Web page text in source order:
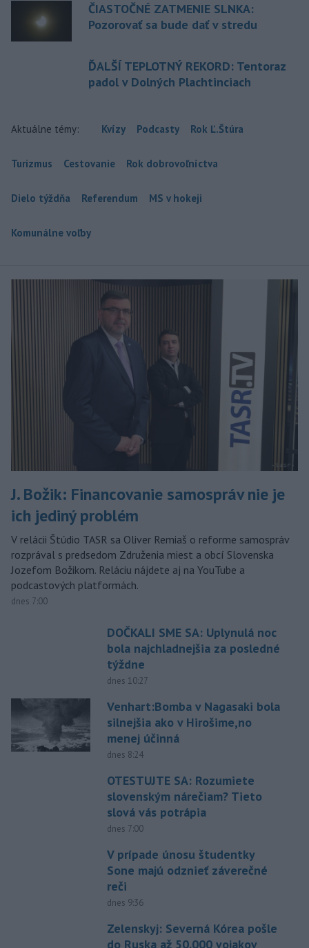
ČIASTOČNÉ ZATMENIE SLNKA:
Pozorovať sa bude dať v stredu
ĎALŠÍ TEPLOTNÝ REKORD: Tentoraz
padol v Dolných Plachtinciach
Aktuálne témy: Kvízy Podcasty Rok Ľ.Štúra
Turizmus Cestovanie Rok dobrovoľníctva
Dielo týždňa Referendum MS v hokeji
Komunálne voľby
J. Božik: Financovanie samospráv nie je
ich jediný problém
V relácii Štúdio TASR sa Oliver Remiaš o reforme samospráv
rozprával s predsedom Združenia miest a obcí Slovenska
Jozefom Božikom. Reláciu nájdete aj na YouTube a
podcastových platformách.
dnes 7:00
DOČKALI SME SA: Uplynulá noc
bola najchladnejšia za posledné
týždne
dnes 10:27
Venhart:Bomba v Nagasaki bola
silnejšia ako v Hirošime,no
menej účinná
dnes 8:24
OTESTUJTE SA: Rozumiete
slovenským nárečiam? Tieto
slová vás potrápia
dnes 7:00
V prípade únosu študentky
Sone majú odznieť záverečné
reči
dnes 9:36
Zelenskyj: Severná Kórea pošle
do Ruska až 50.000 vojakov